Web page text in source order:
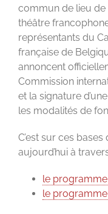
commun de lieu
théâtre
représentants du
française de
annoncent
Commission
et la signature
les modalités de
C’est sur ces
aujourd’hui à
le programme
le programme